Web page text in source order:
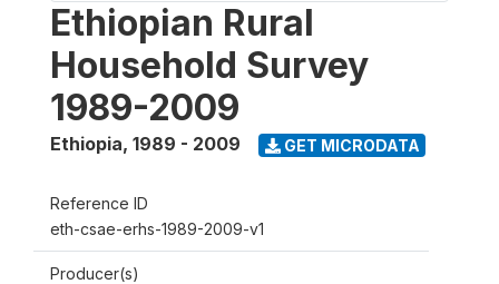
Ethiopian Rural
Household Survey
1989-2009
Ethiopia, 1989 - 2009 GET MICRODATA
Reference ID
eth-csae-erhs-1989-2009-v1
Producer(s)